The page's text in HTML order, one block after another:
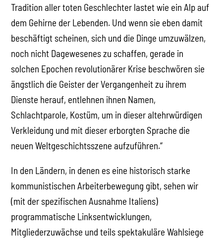
Tradition aller toten Geschlechter lastet wie ein Alp auf
dem Gehirne der Lebenden. Und wenn sie eben damit
beschäftigt scheinen, sich und die Dinge umzuwälzen,
noch nicht Dagewesenes zu schaffen, gerade in
solchen Epochen revolutionärer Krise beschwören sie
ängstlich die Geister der Vergangenheit zu ihrem
Dienste herauf, entlehnen ihnen Namen,
Schlachtparole, Kostüm, um in dieser altehrwürdigen
Verkleidung und mit dieser erborgten Sprache die
neuen Weltgeschichtsszene aufzuführen.“
In den Ländern, in denen es eine historisch starke
kommunistischen Arbeiterbewegung gibt, sehen wir
(mit der spezifischen Ausnahme Italiens)
programmatische Linksentwicklungen,
Mitgliederzuwächse und teils spektakuläre Wahlsiege